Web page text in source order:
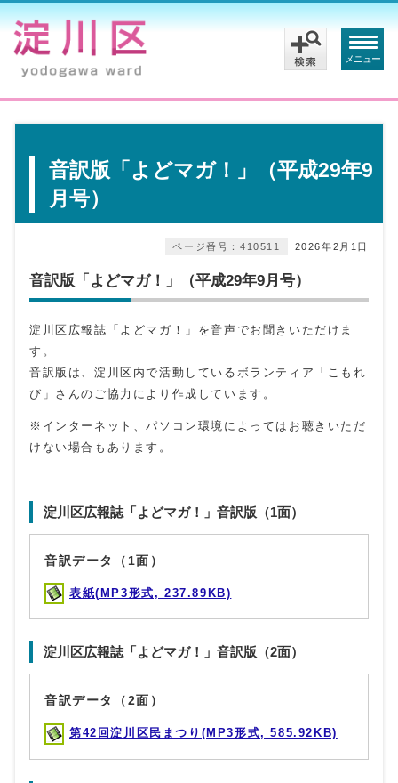
メニュー
音訳版「よどマガ！」（平成29年9
月号）
2026年2月1日
ページ番号：410511
音訳版「よどマガ！」（平成29年9月号）
淀川区広報誌「よどマガ！」を音声でお聞きいただけま
す。
音訳版は、淀川区内で活動しているボランティア「こもれ
び」さんのご協力により作成しています。
※インターネット、パソコン環境によってはお聴きいただ
けない場合もあります。
淀川区広報誌「よどマガ！」音訳版（1面）
音訳データ（1面）
表紙(MP3形式, 237.89KB)
淀川区広報誌「よどマガ！」音訳版（2面）
音訳データ（2面）
第42回淀川区民まつり(MP3形式, 585.92KB)